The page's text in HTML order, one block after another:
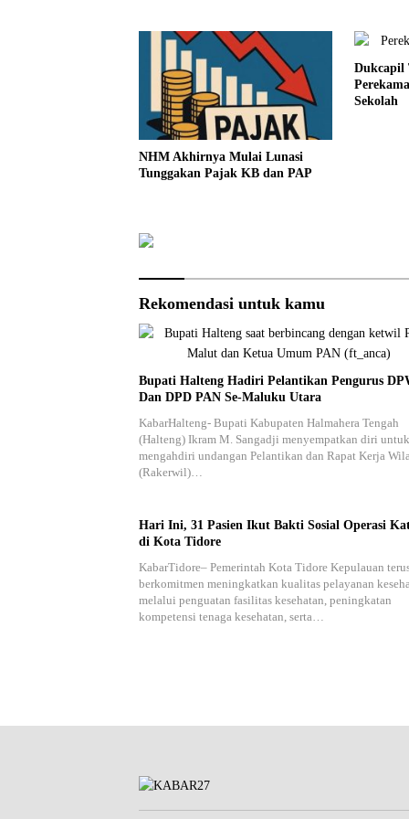
NHM Akhirnya Mulai Lunasi
Tunggakan Pajak KB dan PAP
Dukcapil
Sekolah
Rekomendasi untuk kamu
Bupati Halteng Hadiri Pelantikan Pengurus
Dan DPD PAN Se-Maluku Utara
KabarHalteng- Bupati Kabupaten Halmahera Tengah
(Halteng) Ikram M. Sangadji menyempatkan diri untuk
mengahdiri undangan Pelantikan dan Rapat Kerja
(Rakerwil)…
Hari Ini, 31 Pasien Ikut Bakti Sosial Operasi
di Kota Tidore
KabarTidore– Pemerintah Kota Tidore Kepulauan
berkomitmen meningkatkan kualitas pelayanan
melalui penguatan fasilitas kesehatan, peningkatan
kompetensi tenaga kesehatan, serta…